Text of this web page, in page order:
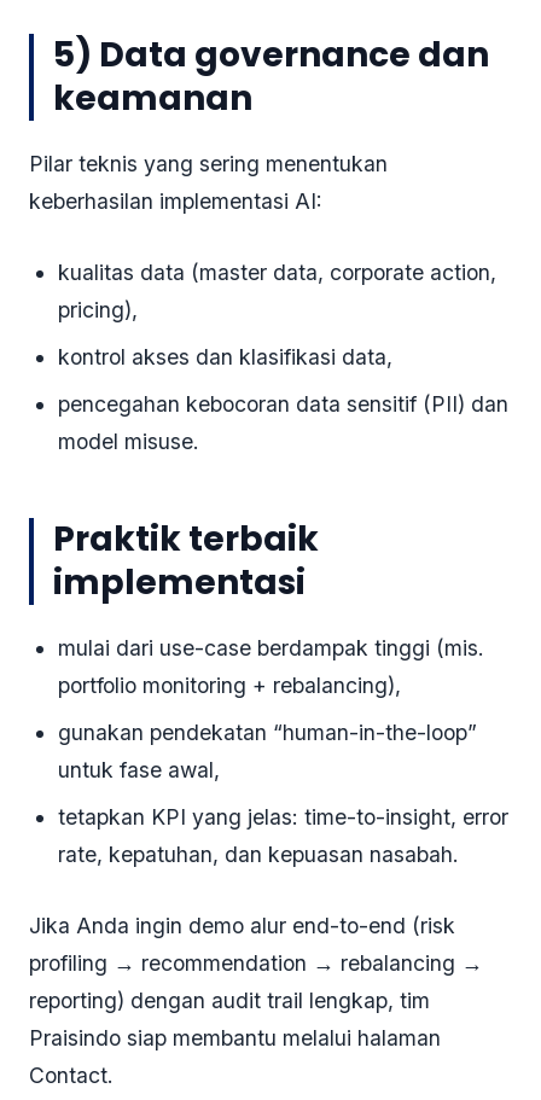
5) Data governance dan
keamanan
Pilar teknis yang sering menentukan
keberhasilan implementasi AI:
kualitas data (master data, corporate action,
pricing),
kontrol akses dan klasifikasi data,
pencegahan kebocoran data sensitif (PII) dan
model misuse.
Praktik terbaik
implementasi
mulai dari use-case berdampak tinggi (mis.
portfolio monitoring + rebalancing),
gunakan pendekatan “human-in-the-loop”
untuk fase awal,
tetapkan KPI yang jelas: time-to-insight, error
rate, kepatuhan, dan kepuasan nasabah.
Jika Anda ingin demo alur end-to-end (risk
profiling → recommendation → rebalancing →
reporting) dengan audit trail lengkap, tim
Praisindo siap membantu melalui halaman
Contact.